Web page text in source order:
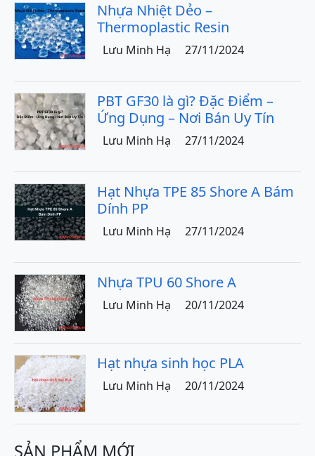
Nhựa Nhiệt Dẻo –
Thermoplastic Resin
Lưu Minh Hạ 27/11/2024
PBT GF30 là gì? Đặc Điểm –
Ứng Dụng – Nơi Bán Uy Tín
Lưu Minh Hạ 27/11/2024
Hạt Nhựa TPE 85 Shore A Bám
Dính PP
Lưu Minh Hạ 27/11/2024
Nhựa TPU 60 Shore A
Lưu Minh Hạ 20/11/2024
Hạt nhựa sinh học PLA
Lưu Minh Hạ 20/11/2024
SẢN PHẨM MỚI